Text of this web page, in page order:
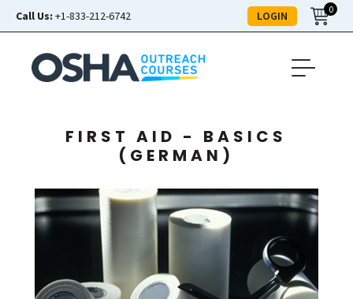
Call Us: +1-833-212-6742 LOGIN 0
FIRST AID - BASICS
(GERMAN)